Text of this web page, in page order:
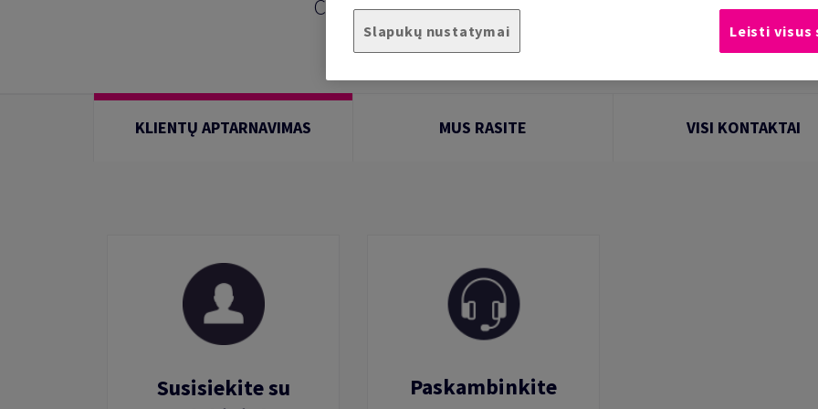
Čia rasite adresus ir kontaktus, kad galėtumėte susisiekite
KLIENTŲ APTARNAVIMAS MUS RASITE VISI KONTAKTAI
Susisiekite su
Paskambinkite
Slapukų nustatymai Leisti visus